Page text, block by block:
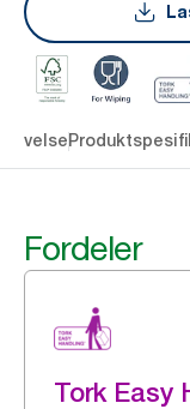
Fordeler
Tork Easy